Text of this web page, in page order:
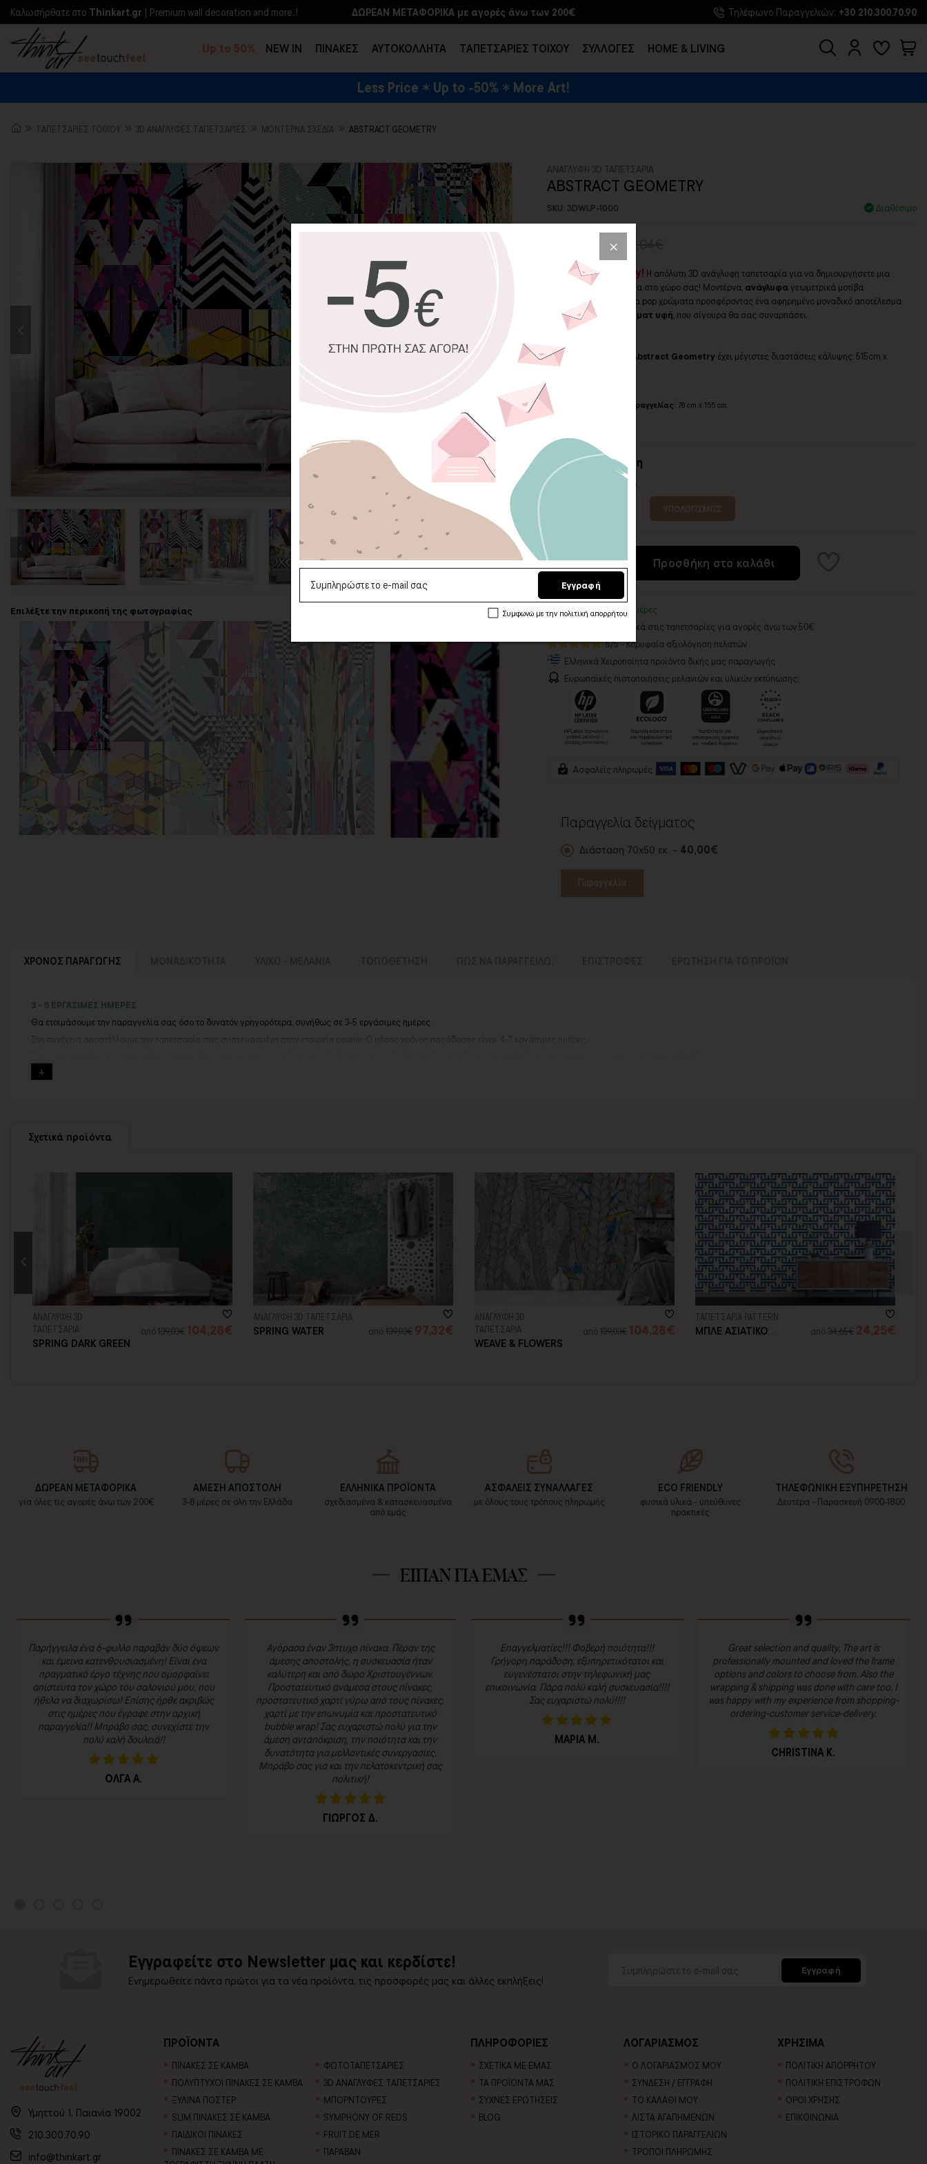
Kαλωσήρθατε στο Thinkart.gr | Premium wall decoration and more..! ΔΩΡΕΑΝ ΜΕΤΑΦΟΡΙΚΑ με αγορές άνω των 200€ Τηλέφωνο Παραγγελιών: +30 210.300.70.90
Up to 50% NEW IN ΠΙΝΑΚΕΣ ΑΥΤΟΚΟΛΛΗΤΑ TΑΠΕΤΣΑΡΙΕΣ ΤΟΙΧΟΥ ΣΥΛΛΟΓΕΣ HOME & LIVING
ΕΝΔΥΣΗ & ΑΞΕΣΟΥΑΡ
Less Price Up to -50% More Art!
TΑΠΕΤΣΑΡΙΕΣ ΤΟΙΧΟΥ 3D AΝΑΓΛΥΦΕΣ TΑΠΕΤΣΑΡΙΕΣ ΜΟΝΤΈΡΝΑ ΣΧΈΔΙΑ ABSTRACT GEOMETRY
Επιλέξτε την περικοπή της φωτογραφίας
ΑΝΑΓΛΥΦΗ 3D ΤΑΠΕΤΣΑΡΙΑ
ABSTRACT GEOMETRY
SKU: 3DWLP-1000 Διαθέσιμο
104,28€
Abstract Geometry! Η απόλυτη 3D ανάγλυφη ταπετσαρία για να δημιουργήσετε μια
τελείως νέα οπτική μέσα στο χώρο σας! Μοντέρνα, ανάγλυφα γεωμετρικά μοτίβα
συνδυάζονται με έντονα pop χρώματα προσφέροντας ένα αφηρημένο μοναδικό αποτέλεσμα
υψηλής αισθητικής, με ματ υφή, που σίγουρα θα σας συναρπάσει.
Η 3D ταπετσαρία μας Abstract Geometry έχει μέγιστες διαστάσεις κάλυψης: 515cm x
310cm
Ελάχιστη διάσταση παραγγελίας:78 cm x 155 cm.
Επιλέξτε διάσταση
Ύψος (εκ)
ΥΠΟΛΟΓΙΣΜΟΣ
Προσθήκη στο καλάθι
Αποστολή σε 3-5 ημέρες
Δωρεάν Μεταφορικά στις ταπετσαρίες για αγορές άνω των 50€
5/5 - Κορυφαία αξιολόγηση πελατών
Ελληνικά Χειροποίητα προϊόντα δικής μας παραγωγής
Ευρωπαϊκές πιστοποιήσεις μελανιών και υλικών εκτύπωσης:
Ασφαλείς πληρωμές
Παραγγελία δείγματος
Διάσταση 70x50 εκ. - 40,00€
Παραγγελία
ΧΡΟΝΟΣ ΠΑΡΑΓΩΓΗΣ
3 - 5 ΕΡΓΑΣΙΜΕΣ ΗΜΕΡΕΣ
Θα ετοιμάσουμε την παραγγελία σας όσο το δυνατόν γρηγορότερα, συνήθως σε 3-5 εργάσιμες ημέρες.
Στη συνέχεια αποστέλλουμε την ταπετσαρία σας συσκευασμένη στην εταιρεία courier.
Ο μέσος χρόνος παράδοσης είναι 4-7 εργάσιμες ημέρες.
Για αυτές τις περιπτώσεις - φροντίστε την παραγγελία σας νωρίτερα!
Σχετικά προϊόντα
ΑΝΑΓΛΥΦΗ 3D
ΤΑΠΕΤΣΑΡΙΑ
SPRING DARK GREEN
από139,03€ 104,28€
ΑΝΑΓΛΥΦΗ 3D ΤΑΠΕΤΣΑΡΙΑ
SPRING WATER από 139,03€ 97,32€
ΑΝΑΓΛΥΦΗ 3D
ΤΑΠΕΤΣΑΡΙΑ
WEAVE & FLOWERS
από139,03€ 104,28€
ΤΑΠΕΤΣΑΡΙΑ PATTERN
ΜΠΛΕ ΑΣΙΑΤΙΚΟ
από 34,65€ 24,25€
ΔΩΡΕΑΝ ΜΕΤΑΦΟΡΙΚΑ
για όλες τις αγορές άνω των 200€
ΑΜΕΣΗ ΑΠΟΣΤΟΛΗ
3-8 μέρες σε όλη την Ελλάδα
ΕΛΛΗΝΙΚΑ ΠΡΟΪΟΝΤΑ
σχεδιασμένα & κατασκευασμένα
από εμάς
ΑΣΦΑΛΕΙΣ ΣΥΝΑΛΛΑΓΕΣ
με όλους τους τρόπους πληρωμής
ECO FRIENDLY
φυσικά υλικά - υπεύθυνες
πρακτικές
ΤΗΛΕΦΩΝΙΚΗ ΕΞΥΠΗΡΕΤΗΣΗ
Δευτέρα - Παρασκευή 09:00-18:00
ΕΙΠΑΝ ΓΙΑ ΕΜΑΣ
Παρήγγειλα ένα 6-φυλλο παραβάν δύο όψεων
και έμεινα κατενθουσιασμένη! Είναι ένα
πραγματικό έργο τέχνης που ομορφαίνει
απίστευτα τον χώρο του σαλονιού μου, που
ήθελα να διαχωρίσω! Επίσης ήρθε ακριβώς
στις ημέρες που έγραφε στην αρχική
παραγγελία!! Μπράβο σας, συνεχίστε την
πολύ καλή δουλειά!!
ΟΛΓΑ Α.
Αγόρασα έναν 3πτυχο πίνακα. Πέραν της
άμεσης αποστολής, η συσκευασία ήταν
καλύτερη και από δώρο Χριστουγέννων.
Προστατευτικό ανάμεσα στους πίνακες,
προστατευτικό χαρτί γύρω από τους πίνακες,
χαρτί με την επωνυμία και προστατευτικό
bubble wrap! Σας ευχαριστώ πολύ για την
άμεση ανταπόκριση, την ποιότητα και την
δυνατότητα για μελλοντικές συνεργασίες.
Μπράβο σας για και την πελατοκεντρική σας
πολιτική!
ΓΙΩΡΓΟΣ Δ.
Επαγγελματίες!!! Φοβερή ποιότητα!!!
Γρήγορη παράδοση, εξυπηρετικότατοι και
ευγενέστατοι στην τηλεφωνική μας
επικοινωνία. Πάρα πολύ καλή συσκευασία!!!!
Σας ευχαριστώ πολύ!!!!
ΜΑΡΙΑ Μ.
Great selection and quality. The art is
professionally mounted and loved the frame
options and colors to choose from. Also the
wrapping & shipping was done with care too. I
was happy with my experience from shopping-
ordering-customer service-delivery.
CHRISTINA K.
Εγγραφείτε στο Newsletter μας και κερδίστε!
Ενημερωθείτε πάντα πρώτοι για τα νέα προϊόντα, τις προσφορές μας και άλλες εκπλήξεις!
Εγγραφή
Υμηττού 1, Παιανία 19002
210.300.70.90
info@thinkart.gr
ΠΡΟΪΟΝΤΑ
ΠΙΝΑΚΕΣ ΣΕ ΚΑΜΒΑ
ΠΟΛΥΠΤΥΧΟΙ ΠΙΝΑΚΕΣ ΣΕ ΚΑΜΒΑ
ΞΥΛΙΝΑ ΠΟΣΤΕΡ
SLIM ΠΙΝΑΚΕΣ ΣΕ ΚΑΜΒΑ
ΠΑΙΔΙΚΟΙ ΠΙΝΑΚΕΣ
ΠΙΝΑΚΕΣ ΣΕ ΚΑΜΒΑ ΜΕ
ΦΩΤΟΤΑΠΕΤΣΑΡΙΕΣ
3D AΝΑΓΛΥΦΕΣ TΑΠΕΤΣΑΡΙΕΣ
ΜΠΟΡΝΤΟΥΡΕΣ
SYMPHONY OF REDS
FRUIT DE MER
ΠΑΡΑΒΑΝ
ΠΛΗΡΟΦΟΡΙΕΣ
ΣΧΕΤΙΚΑ ΜΕ ΕΜΑΣ
ΤΑ ΠΡΟΪΟΝΤΑ ΜΑΣ
ΣΥΧΝΕΣ ΕΡΩΤΗΣΕΙΣ
BLOG
ΛΟΓΑΡΙΑΣΜΟΣ
Ο ΛΟΓΑΡΙΑΣΜΟΣ ΜΟΥ
ΣΥΝΔΕΣΗ / ΕΓΓΡΑΦΗ
ΤΟ ΚΑΛΑΘΙ ΜΟΥ
ΛΙΣΤΑ ΑΓΑΠΗΜΕΝΩΝ
ΙΣΤΟΡΙΚΟ ΠΑΡΑΓΓΕΛΙΩΝ
ΤΡΟΠΟΙ ΠΛΗΡΩΜΗΣ
ΧΡΗΣΙΜΑ
ΠΟΛΙΤΙΚΗ ΑΠΟΡΡΗΤΟΥ
ΠΟΛΙΤΙΚΗ ΕΠΙΣΤΡΟΦΩΝ
ΟΡΟΙ ΧΡΗΣΗΣ
ΕΠΙΚΟΙΝΩΝΙΑ
Εγγραφή
Συμφωνώ με την πολιτική απορρήτου